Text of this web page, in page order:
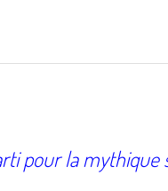
pour la